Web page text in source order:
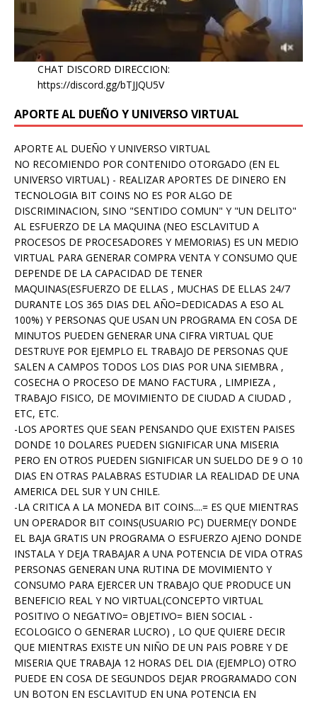
CHAT DISCORD DIRECCION:
https://discord.gg/bTJJQU5V
APORTE AL DUEÑO Y UNIVERSO VIRTUAL
APORTE AL DUEÑO Y UNIVERSO VIRTUAL
NO RECOMIENDO POR CONTENIDO OTORGADO (EN EL
UNIVERSO VIRTUAL) - REALIZAR APORTES DE DINERO EN
TECNOLOGIA BIT COINS NO ES POR ALGO DE
DISCRIMINACION, SINO "SENTIDO COMUN" Y "UN DELITO"
AL ESFUERZO DE LA MAQUINA (NEO ESCLAVITUD A
PROCESOS DE PROCESADORES Y MEMORIAS) ES UN MEDIO
VIRTUAL PARA GENERAR COMPRA VENTA Y CONSUMO QUE
DEPENDE DE LA CAPACIDAD DE TENER
MAQUINAS(ESFUERZO DE ELLAS , MUCHAS DE ELLAS 24/7
DURANTE LOS 365 DIAS DEL AÑO=DEDICADAS A ESO AL
100%) Y PERSONAS QUE USAN UN PROGRAMA EN COSA DE
MINUTOS PUEDEN GENERAR UNA CIFRA VIRTUAL QUE
DESTRUYE POR EJEMPLO EL TRABAJO DE PERSONAS QUE
SALEN A CAMPOS TODOS LOS DIAS POR UNA SIEMBRA ,
COSECHA O PROCESO DE MANO FACTURA , LIMPIEZA ,
TRABAJO FISICO, DE MOVIMIENTO DE CIUDAD A CIUDAD ,
ETC, ETC.
-LOS APORTES QUE SEAN PENSANDO QUE EXISTEN PAISES
DONDE 10 DOLARES PUEDEN SIGNIFICAR UNA MISERIA
PERO EN OTROS PUEDEN SIGNIFICAR UN SUELDO DE 9 O 10
DIAS EN OTRAS PALABRAS ESTUDIAR LA REALIDAD DE UNA
AMERICA DEL SUR Y UN CHILE.
-LA CRITICA A LA MONEDA BIT COINS....= ES QUE MIENTRAS
UN OPERADOR BIT COINS(USUARIO PC) DUERME(Y DONDE
EL BAJA GRATIS UN PROGRAMA O ESFUERZO AJENO DONDE
INSTALA Y DEJA TRABAJAR A UNA POTENCIA DE VIDA OTRAS
PERSONAS GENERAN UNA RUTINA DE MOVIMIENTO Y
CONSUMO PARA EJERCER UN TRABAJO QUE PRODUCE UN
BENEFICIO REAL Y NO VIRTUAL(CONCEPTO VIRTUAL
POSITIVO O NEGATIVO= OBJETIVO= BIEN SOCIAL -
ECOLOGICO O GENERAR LUCRO) , LO QUE QUIERE DECIR
QUE MIENTRAS EXISTE UN NIÑO DE UN PAIS POBRE Y DE
MISERIA QUE TRABAJA 12 HORAS DEL DIA (EJEMPLO) OTRO
PUEDE EN COSA DE SEGUNDOS DEJAR PROGRAMADO CON
UN BOTON EN ESCLAVITUD EN UNA POTENCIA EN